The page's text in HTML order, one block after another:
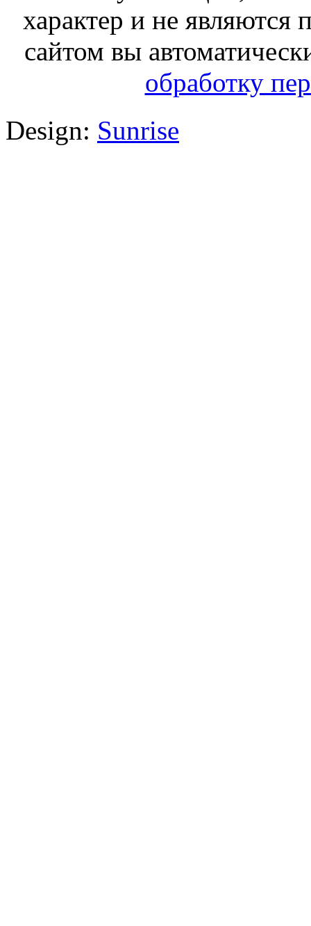
характер и не
сайтом вы
обработку
Design: Sunrise